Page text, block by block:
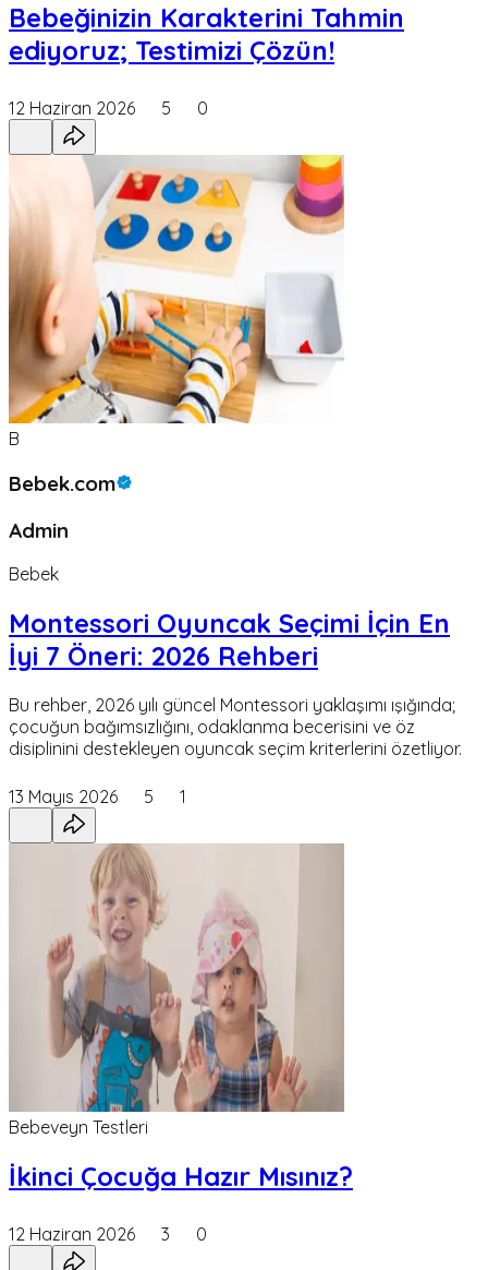
Bebeğinizin Karakterini Tahmin
ediyoruz; Testimizi Çözün!
12 Haziran 2026 5 0
B
Bebek.com
Admin
Bebek
Montessori Oyuncak Seçimi İçin En
İyi 7 Öneri: 2026 Rehberi
Bu rehber, 2026 yılı güncel Montessori yaklaşımı ışığında;
çocuğun bağımsızlığını, odaklanma becerisini ve öz
disiplinini destekleyen oyuncak seçim kriterlerini özetliyor.
13 Mayıs 2026 5 1
Bebeveyn Testleri
İkinci Çocuğa Hazır Mısınız?
12 Haziran 2026 3 0